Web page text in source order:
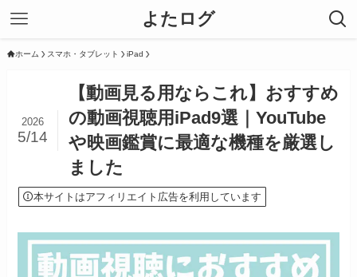
よたログ
ホーム スマホ・タブレット iPad
【動画見る用ならこれ】おすすめ
の動画視聴用iPad9選｜YouTube
や映画鑑賞に最適な機種を厳選し
ました
2026
5/14
本サイトはアフィリエイト広告を利用しています